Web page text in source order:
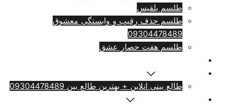
طلسم بلقيس
طلسم حذف رقیب و وابستگی معشوق
09304478489
طلسم هفت حصار عشق
طالع بینی انلاین + بهترین طالع بین 09304478489